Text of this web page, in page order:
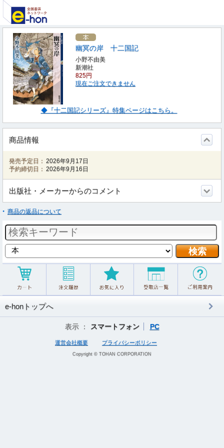
幽冥の岸 十二国記
小野不由美
新潮社
825円
現在ご注文できません
◆『十二国記シリーズ』特集ページはこちら。
商品情報
発売予定日： 2026年9月17日
予約締切日： 2026年9月16日
出版社・メーカーからのコメント
商品の返品について
e-honトップへ
表示 ： スマートフォン PC
運営会社概要 プライバシーポリシー
Copyright © TOHAN CORPORATION